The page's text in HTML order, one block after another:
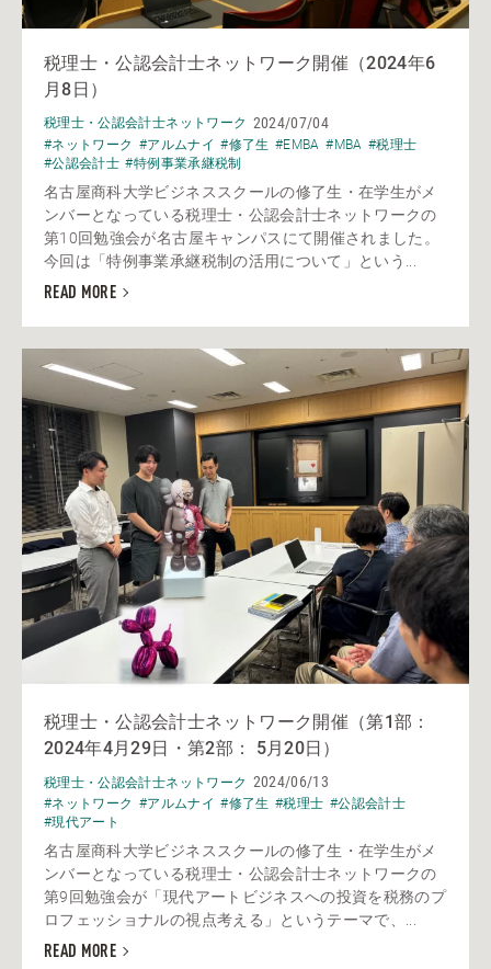
税理士・公認会計士ネットワーク開催（2024年6
月8日）
税理士・公認会計士ネットワーク 2024/07/04
#ネットワーク #アルムナイ #修了生 #EMBA #MBA #税理士
#公認会計士 #特例事業承継税制
名古屋商科大学ビジネススクールの修了生・在学生がメ
ンバーとなっている税理士・公認会計士ネットワークの
第10回勉強会が名古屋キャンパスにて開催されました。
今回は「特例事業承継税制の活用について」という...
READ MORE
税理士・公認会計士ネットワーク開催（第1部：
2024年4月29日・第2部： 5月20日）
税理士・公認会計士ネットワーク 2024/06/13
#ネットワーク #アルムナイ #修了生 #税理士 #公認会計士
#現代アート
名古屋商科大学ビジネススクールの修了生・在学生がメ
ンバーとなっている税理士・公認会計士ネットワークの
第9回勉強会が「現代アートビジネスへの投資を税務のプ
ロフェッショナルの視点考える」というテーマで、...
READ MORE